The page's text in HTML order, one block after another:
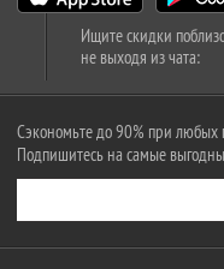
Ищите скидки
не выходя из чата:
Сэкономьте до 90% при любых
Подпишитесь на самые